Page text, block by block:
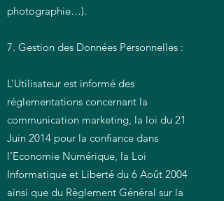
photographie…).
7. Gestion des Données Personnelles :
L’Utilisateur est informé des
réglementations concernant la
communication marketing, la loi du 21
Juin 2014 pour la confiance dans
l’Economie Numérique, la Loi
Informatique et Liberté du 6 Août 2004
ainsi que du Règlement Général sur la